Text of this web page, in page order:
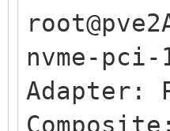
+105.0°C)
Core 3:
+105.0°C)
nvme-pci-
Adapter: